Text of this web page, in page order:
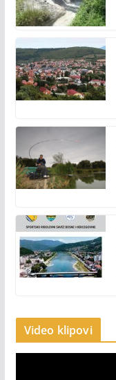
Video klipovi